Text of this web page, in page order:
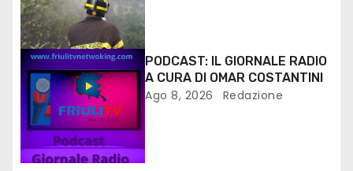
PODCAST: IL GIORNALE RADIO
A CURA DI OMAR COSTANTINI
Ago 8, 2026 Redazione